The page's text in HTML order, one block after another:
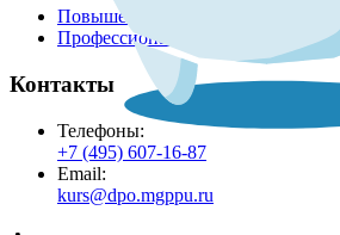
Повышение квалификации
Профессиональная переподготовка
Контакты
Телефоны:
+7 (495) 607-16-87
Email:
kurs@dpo.mgppu.ru